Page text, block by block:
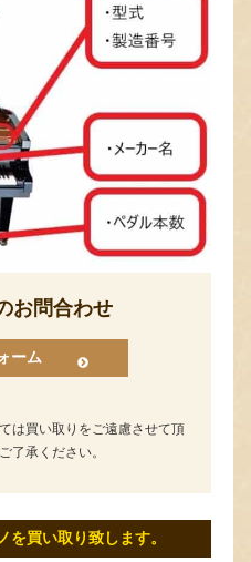
お問合わせ
ーム
は買い取りをご遠慮させて頂
了承ください。
を買い取り致します。